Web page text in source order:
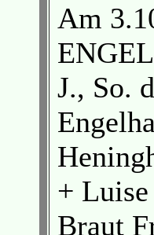
Am
J., So.
+
Braut